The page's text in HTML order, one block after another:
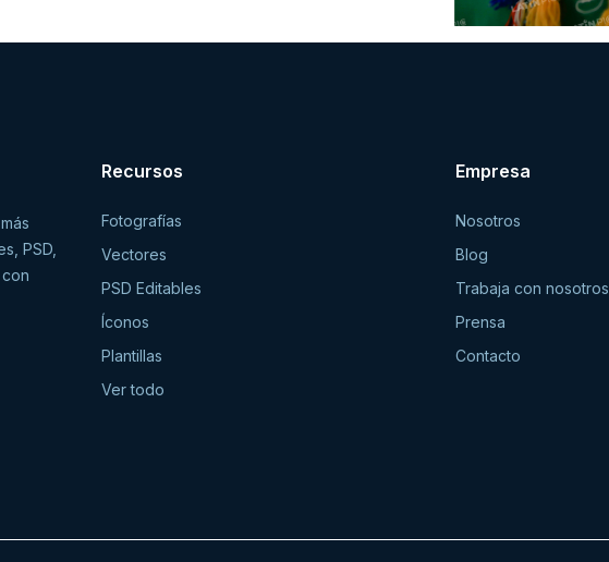
PSD,
Recursos
Fotografías
Vectores
PSD Editables
Íconos
Plantillas
Ver todo
Empresa
Nosotros
Blog
Trabaja con nosotros
Prensa
Contacto